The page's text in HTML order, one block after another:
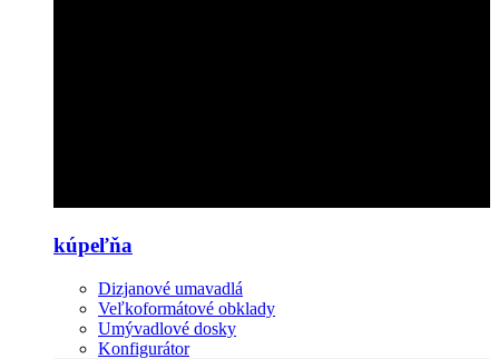
kúpeľňa
Dizjanové umavadlá
Veľkoformátové obklady
Umývadlové dosky
Konfigurátor